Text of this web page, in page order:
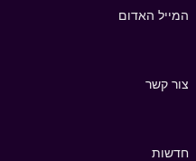
המייל האדום
צור קשר
חדשות